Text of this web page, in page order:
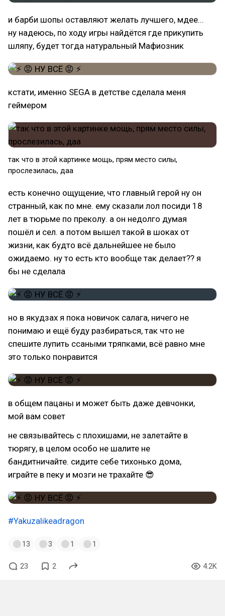
и барби шопы оставляют желать лучшего, мдее...
ну надеюсь, по ходу игры найдётся где прикупить
шляпу, будет тогда натуральный Мафиозник
кстати, именно SEGA в детстве сделала меня
геймером
так что в этой картинке мощь, прям место силы,
прослезилась, даа
есть конечно ощущение, что главный герой ну он
странный, как по мне. ему сказали лол посиди 18
лет в тюрьме по преколу. а он недолго думая
пошёл и сел. а потом вышел такой в шоках от
жизни, как будто всё дальнейшее не было
ожидаемо. ну то есть кто вообще так делает?? я
бы не сделала
но в якудзах я пока новичок салага, ничего не
понимаю и ещё буду разбираться, так что не
спешите лупить ссаными тряпками, всё равно мне
это только понравится
в общем пацаны и может быть даже девчонки,
мой вам совет
не связывайтесь с плохишами, не залетайте в
тюрягу, в целом особо не шалите не
бандитничайте. сидите себе тихонько дома,
играйте в пеку и мозги не трахайте 😎
#Yakuzalikeadragon
13 3 1 1
23 2 4.2K